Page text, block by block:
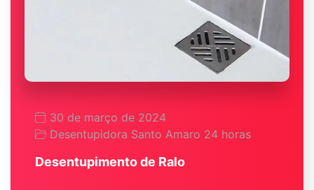
30 de março de 2024
Desentupidora Santo Amaro 24 horas
Desentupimento de Ralo